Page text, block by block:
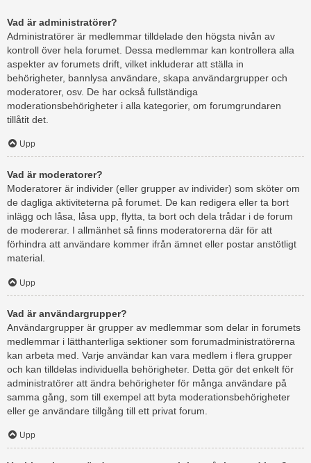
Vad är administratörer?
Administratörer är medlemmar tilldelade den högsta nivån av
kontroll över hela forumet. Dessa medlemmar kan kontrollera alla
aspekter av forumets drift, vilket inkluderar att ställa in
behörigheter, bannlysa användare, skapa användargrupper och
moderatorer, osv. De har också fullständiga
moderationsbehörigheter i alla kategorier, om forumgrundaren
tillåtit det.
Upp
Vad är moderatorer?
Moderatorer är individer (eller grupper av individer) som sköter om
de dagliga aktiviteterna på forumet. De kan redigera eller ta bort
inlägg och låsa, låsa upp, flytta, ta bort och dela trådar i de forum
de modererar. I allmänhet så finns moderatorerna där för att
förhindra att användare kommer ifrån ämnet eller postar anstötligt
material.
Upp
Vad är användargrupper?
Användargrupper är grupper av medlemmar som delar in forumets
medlemmar i lätthanterliga sektioner som forumadministratörerna
kan arbeta med. Varje användar kan vara medlem i flera grupper
och kan tilldelas individuella behörigheter. Detta gör det enkelt för
administratörer att ändra behörigheter för många användare på
samma gång, som till exempel att byta moderationsbehörigheter
eller ge användare tillgång till ett privat forum.
Upp